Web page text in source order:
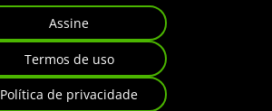
Assine
Termos de uso
Política de privacidade